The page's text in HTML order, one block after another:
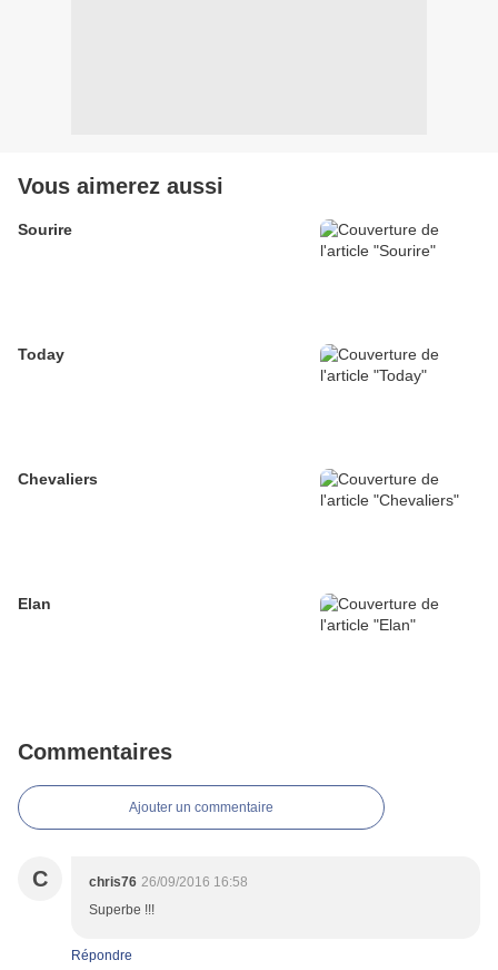
Vous aimerez aussi
Sourire
Today
Chevaliers
Elan
Commentaires
Ajouter un commentaire
C chris76 26/09/2016 16:58
Superbe !!!
Répondre